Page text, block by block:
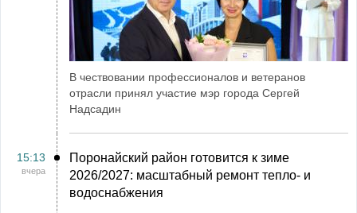
В чествовании профессионалов и ветеранов
отрасли принял участие мэр города Сергей
Надсадин
15:13
вчера
Поронайский район готовится к зиме
2026/2027: масштабный ремонт тепло- и
водоснабжения